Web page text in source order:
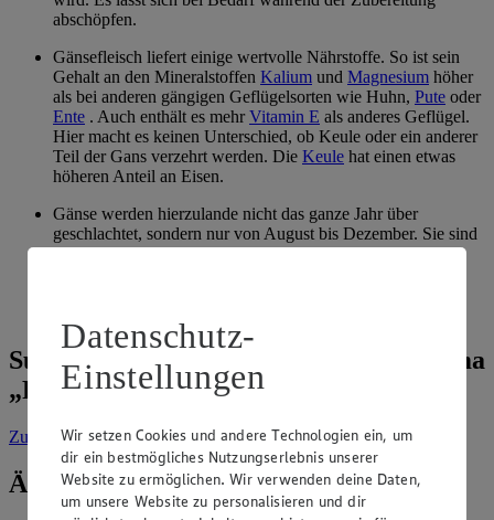
abschöpfen.
Gänsefleisch liefert einige wertvolle Nährstoffe. So ist sein
Gehalt an den Mineralstoffen Kalium und Magnesium höher
als bei anderen gängigen Geflügelsorten wie Huhn, Pute oder
Ente . Auch enthält es mehr Vitamin E als anderes Geflügel.
Hier macht es keinen Unterschied, ob Keule oder ein anderer
Teil der Gans verzehrt werden. Die Keule hat einen etwas
höheren Anteil an Eisen.
Gänse werden hierzulande nicht das ganze Jahr über
geschlachtet, sondern nur von August bis Dezember. Sie sind
jedoch ganzjährig tiefgefroren im Handel erhältlich. Den
Suche weitere Tipps & Tricks zum Thema
„Fleisch & Wurst“
Zur Suche vorgefiltert nach Kategorie: Fleisch & Wurst
Ähnliche Inhalte
Datenschutz-
Einstellungen
Wir setzen Cookies und andere Technologien ein, um
dir ein bestmögliches Nutzungserlebnis unserer
Website zu ermöglichen. Wir verwenden deine Daten,
um unsere Website zu personalisieren und dir